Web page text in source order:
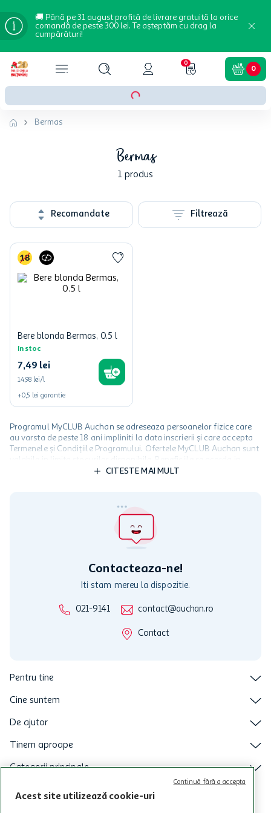
🚚 Până pe 31 august profită de livrare gratuită la orice
comandă de peste 300 lei. Te așteptăm cu drag la
cumpărături!
0
0
Bermas
Bermas
1 produs
Recomandate Filtrează
Bere blonda Bermas, 0.5 l
In stoc
7,49 lei
14,98 lei/l
+0,5 lei garantie
Programul MyCLUB Auchan se adreseaza persoanelor fizice care
au varsta de peste 18 ani impliniti la data inscrierii și care accepta
Termenele și Condițiile Programului. Ofertele MyCLUB Auchan sunt
limita a 12 unitati / card client o singura data in perioada promotiei.
activitati in afara celor mentionate in Termene si Conditii. Auchan
nu raspunde pentru imposibilitatea utilizarii Cardului in perioada in
care aceste este suspendat sau in perioada in care sunt efectuate
CITESTE MAI MULT
Contacteaza-ne!
Iti stam mereu la dispozitie.
021-9141 contact@auchan.ro
Contact
Pentru tine
Cine suntem
De ajutor
Tinem aproape
Categorii principale
Intra acum in aplicatia Auchan
Acest site utilizează cookie-uri
Continuă fără a accepta